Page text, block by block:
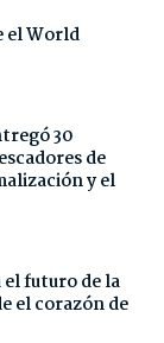
el World
30
de
y el
futuro de la
el corazón de